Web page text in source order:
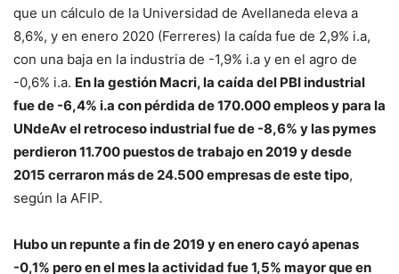
que un cálculo de la Universidad de Avellaneda eleva a
8,6%, y en enero 2020 (Ferreres) la caída fue de 2,9% i.a,
con una baja en la industria de -1,9% i.a y en el agro de
-0,6% i.a. En la gestión Macri, la caída del PBI industrial
fue de -6,4% i.a con pérdida de 170.000 empleos y para la
UNdeAv el retroceso industrial fue de -8,6% y las pymes
perdieron 11.700 puestos de trabajo en 2019 y desde
2015 cerraron más de 24.500 empresas de este tipo,
según la AFIP.
Hubo un repunte a fin de 2019 y en enero cayó apenas
-0,1% pero en el mes la actividad fue 1,5% mayor que en